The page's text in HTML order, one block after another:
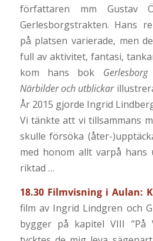
författaren mm Gustav
Gerlesborgstrakten. Hans
på platsen varierade, men
full av aktivitet, fantasi,
kom hans bok
Närbilder och utblickar
År 2015 gjorde Ingrid
Vi tänkte att vi tillsammans
skulle försöka (åter-
med honom allt varpå hans
riktad …
18.30 Filmvisning i Aulan:
film av Ingrid Lindgren och
bygger på kapitel VIII ”På